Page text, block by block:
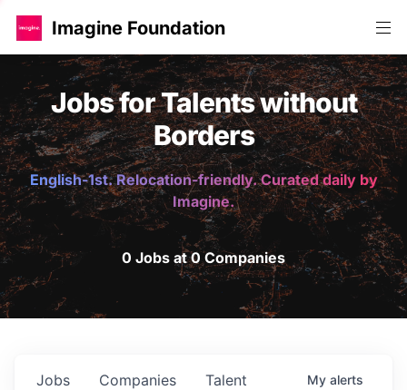
Imagine Foundation
Jobs for Talents without
Borders
English-1st. Relocation-friendly. Curated daily by
Imagine.
0 Jobs at 0 Companies
Jobs Companies Talent My alerts